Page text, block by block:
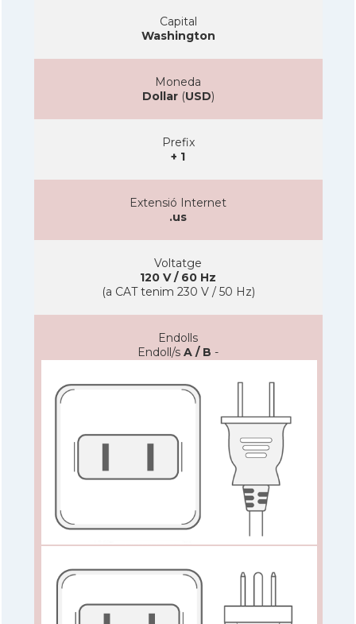
Capital
Washington
Moneda
Dollar(USD)
Prefix
+ 1
Extensió Internet
.us
Voltatge
120 V / 60 Hz
(a CAT tenim 230 V / 50 Hz)
Endolls
Endoll/s A / B -